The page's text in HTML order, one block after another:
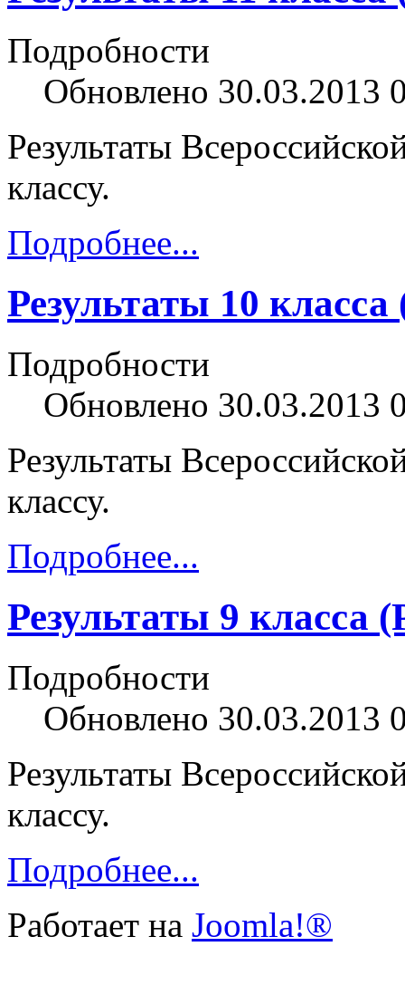
Подробности
Обновлено 30.03.2013
Результаты
классу.
Подробнее...
Результаты 10 класса
Подробности
Обновлено 30.03.2013
Результаты
классу.
Подробнее...
Результаты 9 класса
Подробности
Обновлено 30.03.2013
Результаты
классу.
Подробнее...
Работает на Joomla!®